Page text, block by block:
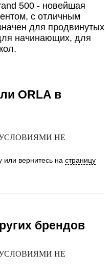
500 - новейшая
с отличным
для продвинутых
начинающих, для
ORLA в
НЕ
или вернитесь на страницу
брендов
НЕ